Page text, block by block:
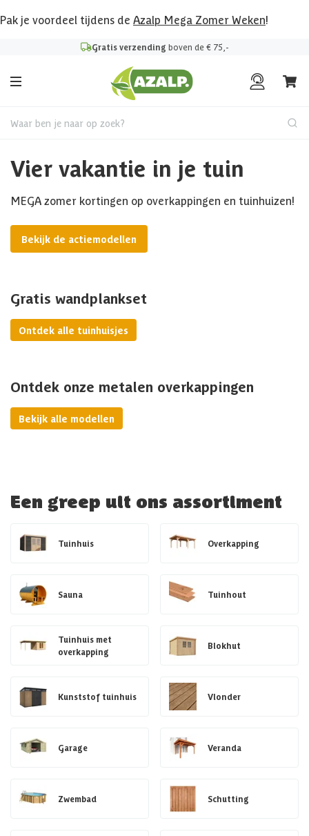
Pak je voordeel tijdens de Azalp Mega Zomer Weken!
Gratis verzending boven de € 75,-
Waar ben je naar op zoek?
Vier vakantie in je tuin
MEGA zomer kortingen op overkappingen en tuinhuizen!
Bekijk de actiemodellen
Gratis wandplankset
Ontdek alle tuinhuisjes
Ontdek onze metalen overkappingen
Bekijk alle modellen
Een greep uit ons assortiment
Tuinhuis Overkapping
Sauna Tuinhout
Tuinhuis met
overkapping
Blokhut
Kunststof tuinhuis Vlonder
Garage Veranda
Zwembad Schutting